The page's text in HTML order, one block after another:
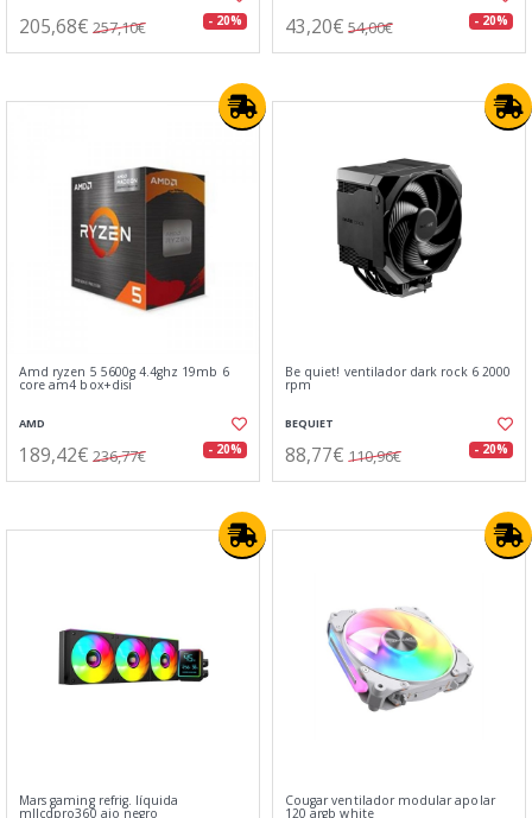
205,68€ 257,10€ - 20% 43,20€ 54,00€ - 20%
Amd ryzen 5 5600g 4.4ghz 19mb 6
core am4 box+disi
AMD
189,42€ 236,77€ - 20%
Be quiet! ventilador dark rock 6 2000
rpm
BEQUIET
88,77€ 110,96€ - 20%
Mars gaming refrig. líquida
mllcdpro360 aio negro
Cougar ventilador modular apolar
120 argb white